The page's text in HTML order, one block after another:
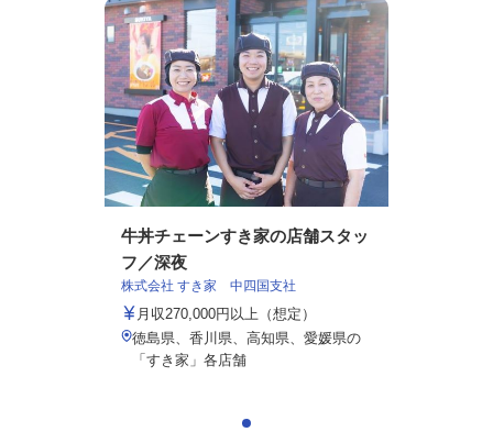
牛丼チェーンすき家の店舗スタッ
フ／深夜
株式会社 すき家 中四国支社
月収270,000円以上（想定）
徳島県、香川県、高知県、愛媛県の
「すき家」各店舗